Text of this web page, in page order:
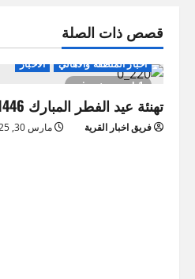
قصص ذات الصلة
1 minute read
اخبار المنطقة والاهالي الاخبار
تهنئة عيد الفطر المبارك 1446هـ
فريق اخبار القرية مارس 30, 2025